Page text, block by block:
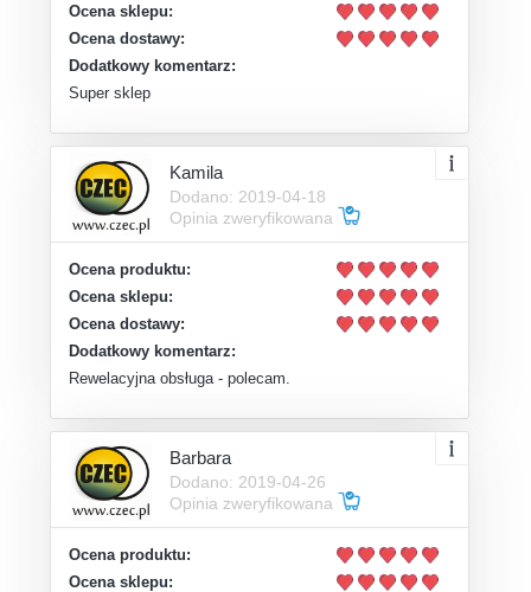
Ocena sklepu:
Ocena dostawy:
Dodatkowy komentarz:
Super sklep
Kamila
Dodano: 2019-04-18
Opinia zweryfikowana
Ocena produktu:
Ocena sklepu:
Ocena dostawy:
Dodatkowy komentarz:
Rewelacyjna obsługa - polecam.
Barbara
Dodano: 2019-04-26
Opinia zweryfikowana
Ocena produktu:
Ocena sklepu: